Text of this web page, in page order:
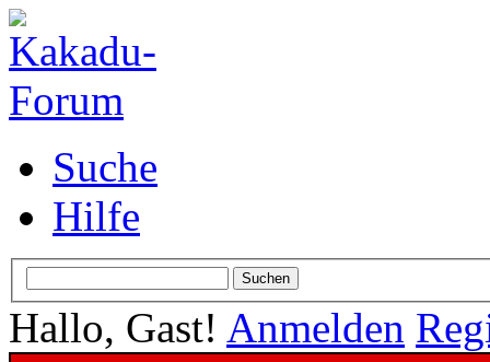
Suche
Hilfe
Hallo, Gast! Anmelden